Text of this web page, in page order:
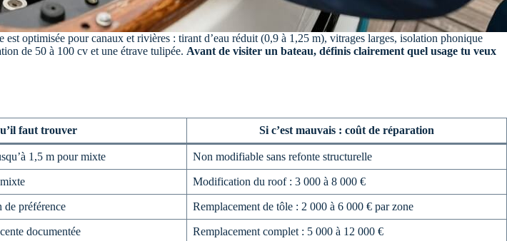
optimisée pour canaux et rivières : tirant d’eau réduit (0,9 à 1,25 m), vitrages larges, isolation phonique
de 50 à 100 cv et une étrave tulipée. Avant de visiter un bateau, définis clairement quel usage tu veux
faut trouver Si c’est mauvais : coût de réparation
1,5 m pour mixte Non modifiable sans refonte structurelle
Modification du roof : 3 000 à 8 000 €
de préférence Remplacement de tôle : 2 000 à 6 000 € par zone
documentée Remplacement complet : 5 000 à 12 000 €